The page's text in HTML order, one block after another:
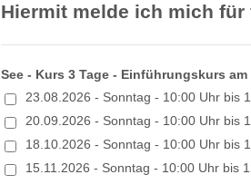
Hiermit melde ich mich
See - Kurs 3 Tage - Einführungskurs am
23.08.2026 - Sonntag - 10:00 Uhr bis
20.09.2026 - Sonntag - 10:00 Uhr bis
18.10.2026 - Sonntag - 10:00 Uhr bis
15.11.2026 - Sonntag - 10:00 Uhr bis